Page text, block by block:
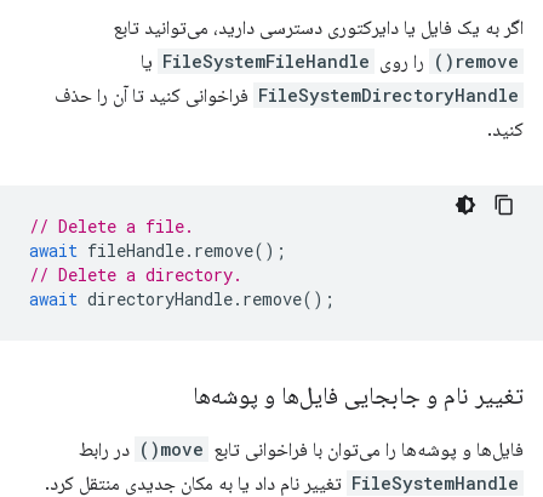
اگر به یک فایل یا دایرکتوری دسترسی دارید، می‌توانید تابع
remove() را روی FileSystemFileHandle یا
FileSystemDirectoryHandle فراخوانی کنید تا آن را حذف
کنید.
// Delete a file.
await fileHandle. remove();
// Delete a directory.
await directoryHandle. remove();
تغییر نام و جابجایی فایل‌ها و پوشه‌ها
فایل‌ها و پوشه‌ها را می‌توان با فراخوانی تابع move() در رابط
FileSystemHandle تغییر نام داد یا به مکان جدیدی منتقل کرد.